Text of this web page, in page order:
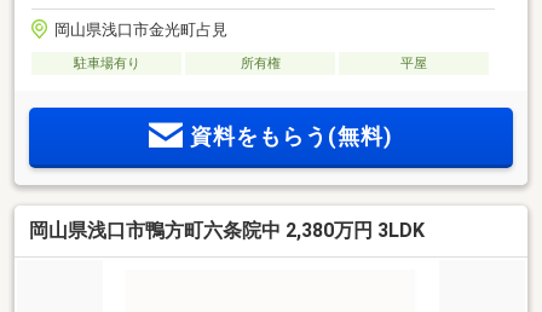
岡山県浅口市金光町占見
駐車場有り 所有権 平屋
資料をもらう(無料)
岡山県浅口市鴨方町六条院中 2,380万円 3LDK